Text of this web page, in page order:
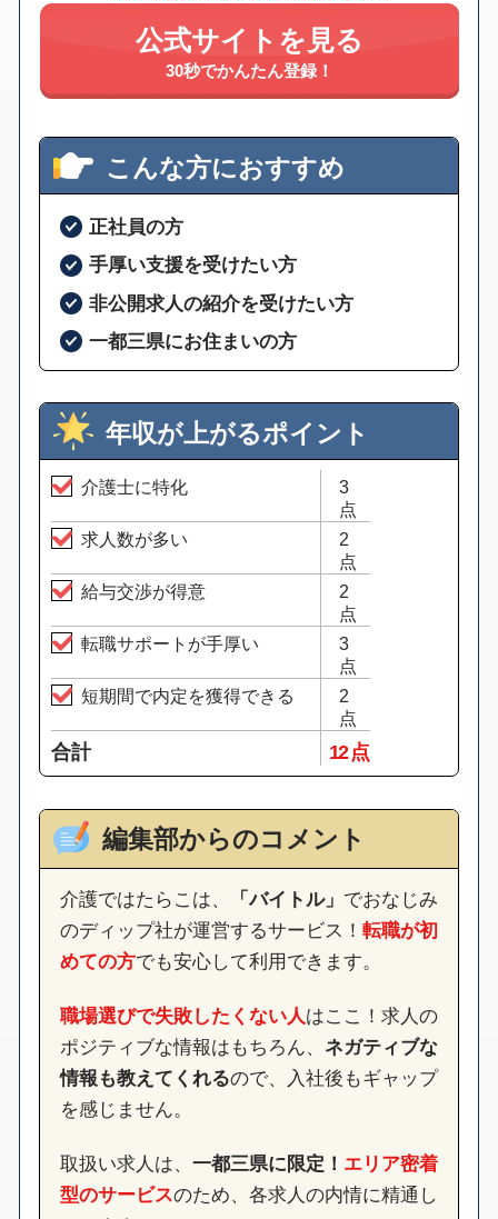
公式サイトを見る
30秒でかんたん登録！
こんな方におすすめ
正社員の方
手厚い支援を受けたい方
非公開求人の紹介を受けたい方
一都三県にお住まいの方
年収が上がるポイント
介護士に特化
3
点
求人数が多い
2
点
給与交渉が得意
2
点
転職サポートが手厚い
3
点
短期間で内定を獲得できる
2
点
合計 12 点
編集部からのコメント
介護ではたらこは、 「バイトル」 でおなじみ
のディップ社が運営するサービス！ 転職が初
めての方でも安心して利用できます。
職場選びで失敗したくない人はここ！求人の
ポジティブな情報はもちろん、 ネガティブな
情報も教えてくれるので、入社後もギャップ
を感じません。
取扱い求人は、 一都三県に限定！ エリア密着
型のサービスのため、各求人の内情に精通し